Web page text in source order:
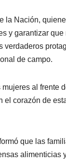
la Nación,
y garantizar
de campo.
al frente
corazón de
que las
alimenticias